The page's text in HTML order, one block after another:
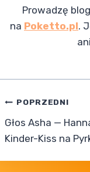
Prowadzę
na Poketto.pl.
Nawigacja
wpisu
POPRZEDNI
Głos Asha —
Kinder-Kiss na